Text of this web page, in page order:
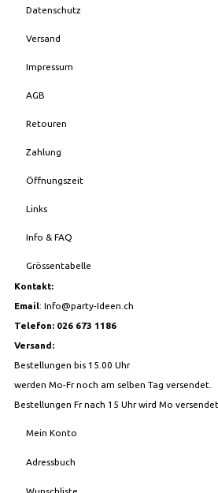
Datenschutz
Versand
Impressum
AGB
Retouren
Zahlung
Öffnungszeit
Links
Info & FAQ
Grössentabelle
Kontakt:
Email: Info@party-Ideen.ch
Telefon: 026 673 1186
Versand:
Bestellungen bis 15.00 Uhr
werden Mo-Fr noch am selben Tag versendet.
Bestellungen Fr nach 15 Uhr wird Mo versendet
Mein Konto
Adressbuch